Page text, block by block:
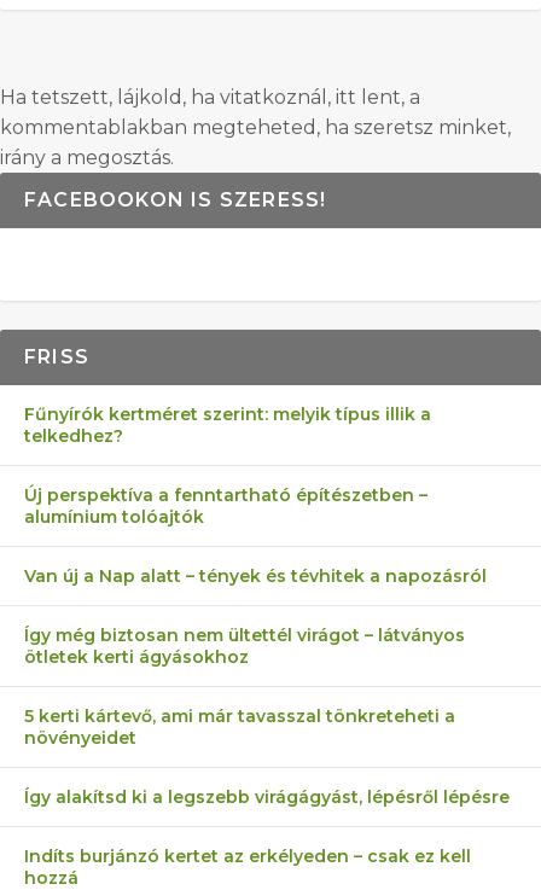
Ha tetszett, lájkold, ha vitatkoznál, itt lent, a
kommentablakban megteheted, ha szeretsz minket,
irány a megosztás.
FACEBOOKON IS SZERESS!
FRISS
Fűnyírók kertméret szerint: melyik típus illik a
telkedhez?
Új perspektíva a fenntartható építészetben –
alumínium tolóajtók
Van új a Nap alatt – tények és tévhitek a napozásról
Így még biztosan nem ültettél virágot – látványos
ötletek kerti ágyásokhoz
5 kerti kártevő, ami már tavasszal tönkreteheti a
növényeidet
Így alakítsd ki a legszebb virágágyást, lépésről lépésre
Indíts burjánzó kertet az erkélyeden – csak ez kell
hozzá